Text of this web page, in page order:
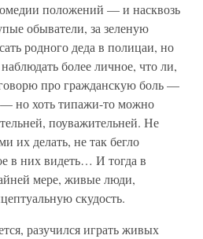
положений — и насквозь
обыватели, за зеленую
родного деда в полицаи, но
более личное, что ли,
про гражданскую боль —
— но хоть типажи-то можно
поуважительней. Не
их делать, не так бегло
в них видеть… И тогда в
мере, живые люди,
скудость.
разучился играть живых